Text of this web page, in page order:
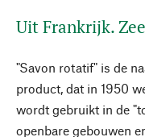
Uit Frankrijk.
"Savon rotatif" is de
product, dat in 1950
wordt gebruikt in de
openbare gebouwen